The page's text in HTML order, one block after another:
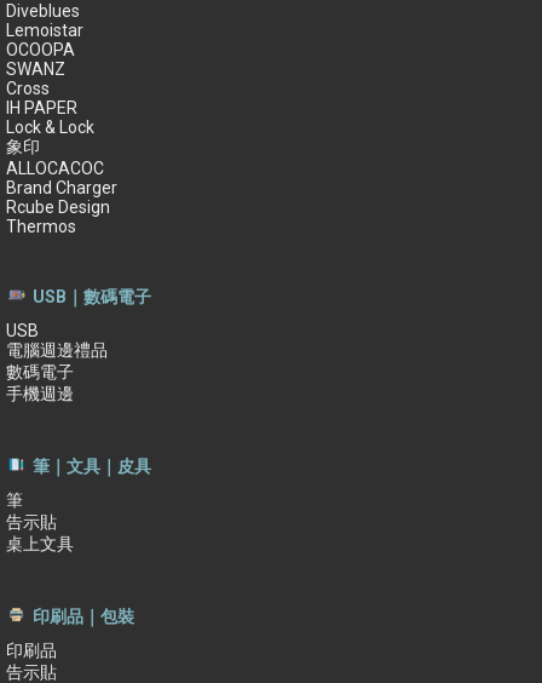
Diveblues
Lemoistar
OCOOPA
SWANZ
Cross
IH PAPER
Lock & Lock
象印
ALLOCACOC
Brand Charger
Rcube Design
Thermos
USB｜數碼電子
USB
電腦週邊禮品
數碼電子
手機週邊
筆｜文具｜皮具
筆
告示貼
桌上文具
印刷品｜包裝
印刷品
告示貼